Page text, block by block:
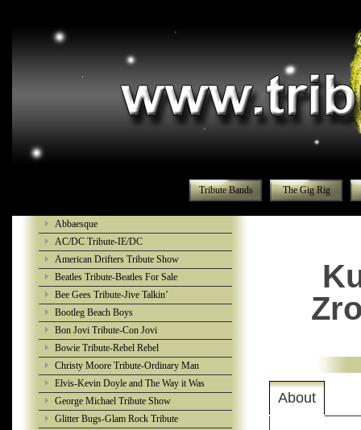
Tribute Bands The Gig Rig
About
Abbaesque
AC/DC Tribute-IE/DC
American Drifters Tribute Show
Beatles Tribute-Beatles For Sale
Bee Gees Tribute-Jive Talkin’
Bootleg Beach Boys
Bon Jovi Tribute-Con Jovi
Bowie Tribute-Rebel Rebel
Christy Moore Tribute-Ordinary Man
Elvis-Kevin Doyle and The Way it Was
George Michael Tribute Show
Glitter Bugs-Glam Rock Tribute